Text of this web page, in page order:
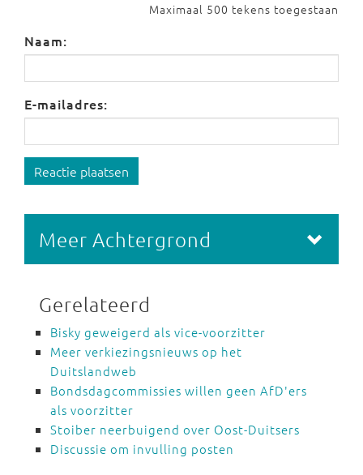
Maximaal 500 tekens toegestaan
Naam:
E-mailadres:
Reactie plaatsen
Meer Achtergrond
Gerelateerd
Bisky geweigerd als vice-voorzitter
Meer verkiezingsnieuws op het
Duitslandweb
Bondsdagcommissies willen geen AfD'ers
als voorzitter
Stoiber neerbuigend over Oost-Duitsers
Discussie om invulling posten